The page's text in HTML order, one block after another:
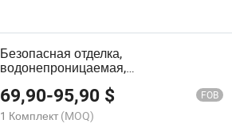
Безопасная отделка,
водонепроницаемая,
антикоррозийная, роскошные
экологически чистые материалы,
стальные квартиры, настраиваемая
входная дверь
69,90-95,90 $ FOB
1 Комплект (MOQ)